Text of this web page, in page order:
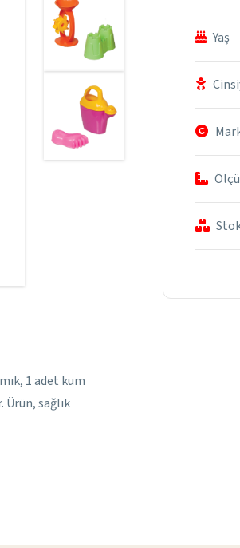
1 adet kum
Ürün, sağlık
Yaş
Ölçü